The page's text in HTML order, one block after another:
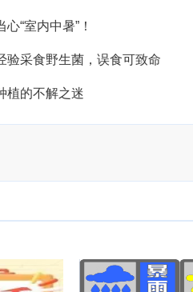
“室内中暑”！
验采食野生菌，误食可致命
植的不解之迷